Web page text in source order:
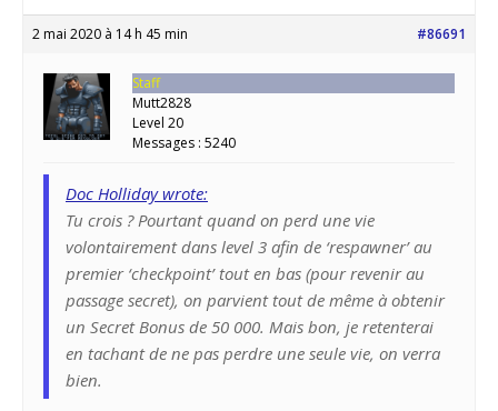
2 mai 2020 à 14 h 45 min #86691
Staff
Mutt2828
Level 20
Messages : 5240
Doc Holliday wrote:
Tu crois ? Pourtant quand on perd une vie
volontairement dans level 3 afin de ‘respawner’ au
premier ‘checkpoint’ tout en bas (pour revenir au
passage secret), on parvient tout de même à obtenir
un Secret Bonus de 50 000. Mais bon, je retenterai
en tachant de ne pas perdre une seule vie, on verra
bien.